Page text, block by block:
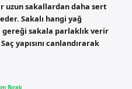
uzun sakallardan daha sert
Sakalı hangi yağ
gereği sakala parlaklık verir
yapısını canlandırarak
Bırak